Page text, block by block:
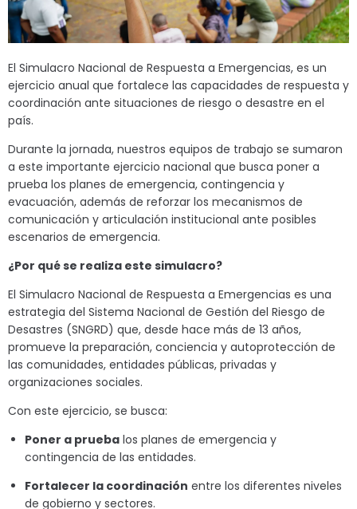
El Simulacro Nacional de Respuesta a Emergencias, es un
ejercicio anual que fortalece las capacidades de respuesta y
coordinación ante situaciones de riesgo o desastre en el
país.
Durante la jornada, nuestros equipos de trabajo se sumaron
a este importante ejercicio nacional que busca poner a
prueba los planes de emergencia, contingencia y
evacuación, además de reforzar los mecanismos de
comunicación y articulación institucional ante posibles
escenarios de emergencia.
¿Por qué se realiza este simulacro?
El Simulacro Nacional de Respuesta a Emergencias es una
estrategia del Sistema Nacional de Gestión del Riesgo de
Desastres (SNGRD) que, desde hace más de 13 años,
promueve la preparación, conciencia y autoprotección de
las comunidades, entidades públicas, privadas y
organizaciones sociales.
Con este ejercicio, se busca:
Poner a prueba los planes de emergencia y
contingencia de las entidades.
Fortalecer la coordinación entre los diferentes niveles
de gobierno y sectores.